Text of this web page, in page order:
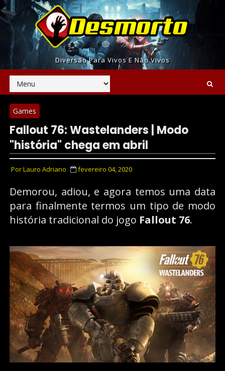
Diversão Para Vivos E Não Vivos
Games
Fallout 76: Wastelanders | Modo
"história" chega em abril
PorLauro Adriano fevereiro 04, 2020
Demorou, adiou, e agora temos uma data
para finalmente termos um tipo de modo
história tradicional do jogo Fallout 76.